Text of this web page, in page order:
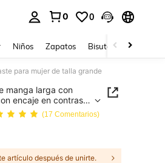
0 0
Niños Zapatos Bisutería Y
para mujer de talla grande
manga larga con
encaje en contraste
(17 Comentarios)
artículo después de unirte.